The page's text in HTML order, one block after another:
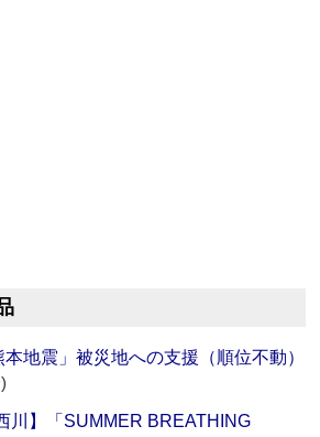
地震」被災地への支援（順位不動）
川】「SUMMER BREATHING